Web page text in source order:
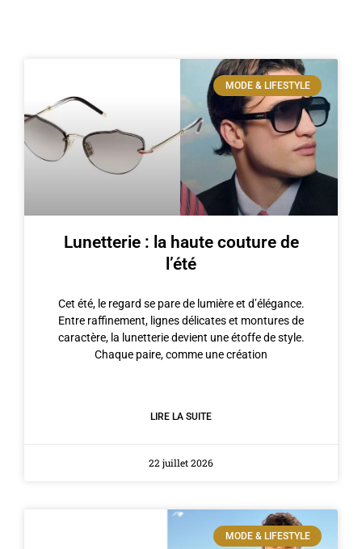
MODE & LIFESTYLE
Lunetterie : la haute couture de
l’été
Cet été, le regard se pare de lumière et d’élégance.
Entre raffinement, lignes délicates et montures de
caractère, la lunetterie devient une étoffe de style.
Chaque paire, comme une création
LIRE LA SUITE
22 juillet 2026
MODE & LIFESTYLE